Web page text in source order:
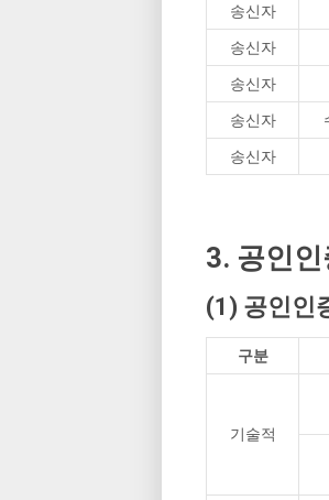
송신자
송신자
송신자
송신자
송신자
3. 공인
(1) 공인인
구분
기술적